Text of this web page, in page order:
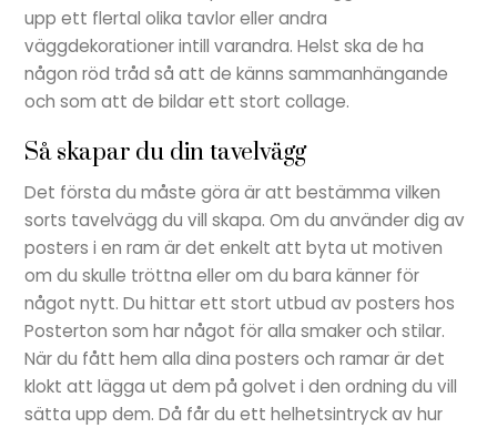
upp ett flertal olika tavlor eller andra
väggdekorationer intill varandra. Helst ska de ha
någon röd tråd så att de känns sammanhängande
och som att de bildar ett stort collage.
Så skapar du din tavelvägg
Det första du måste göra är att bestämma vilken
sorts tavelvägg du vill skapa. Om du använder dig av
posters i en ram är det enkelt att byta ut motiven
om du skulle tröttna eller om du bara känner för
något nytt. Du hittar ett stort utbud av posters hos
Posterton som har något för alla smaker och stilar.
När du fått hem alla dina posters och ramar är det
klokt att lägga ut dem på golvet i den ordning du vill
sätta upp dem. Då får du ett helhetsintryck av hur